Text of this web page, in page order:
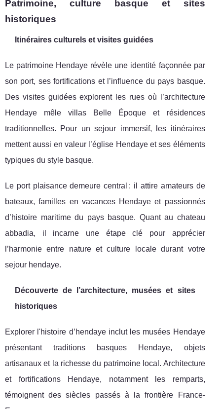
Patrimoine, culture basque et sites
historiques
Itinéraires culturels et visites guidées
Le patrimoine Hendaye révèle une identité façonnée par
son port, ses fortifications et l’influence du pays basque.
Des visites guidées explorent les rues où l’architecture
Hendaye mêle villas Belle Époque et résidences
traditionnelles. Pour un sejour immersif, les itinéraires
mettent aussi en valeur l’église Hendaye et ses éléments
typiques du style basque.
Le port plaisance demeure central : il attire amateurs de
bateaux, familles en vacances Hendaye et passionnés
d’histoire maritime du pays basque. Quant au chateau
abbadia, il incarne une étape clé pour apprécier
l’harmonie entre nature et culture locale durant votre
sejour hendaye.
Découverte de l’architecture, musées et sites
historiques
Explorer l'histoire d’hendaye inclut les musées Hendaye
présentant traditions basques Hendaye, objets
artisanaux et la richesse du patrimoine local. Architecture
et fortifications Hendaye, notamment les remparts,
témoignent des siècles passés à la frontière France-